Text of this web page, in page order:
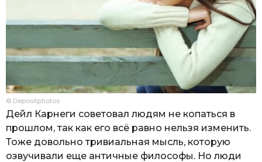
© Depositphotos
Дейл Карнеги советовал людям не копаться в
прошлом, так как его всё равно нельзя изменить.
Тоже довольно тривиальная мысль, которую
озвучивали еще античные философы. Но люди